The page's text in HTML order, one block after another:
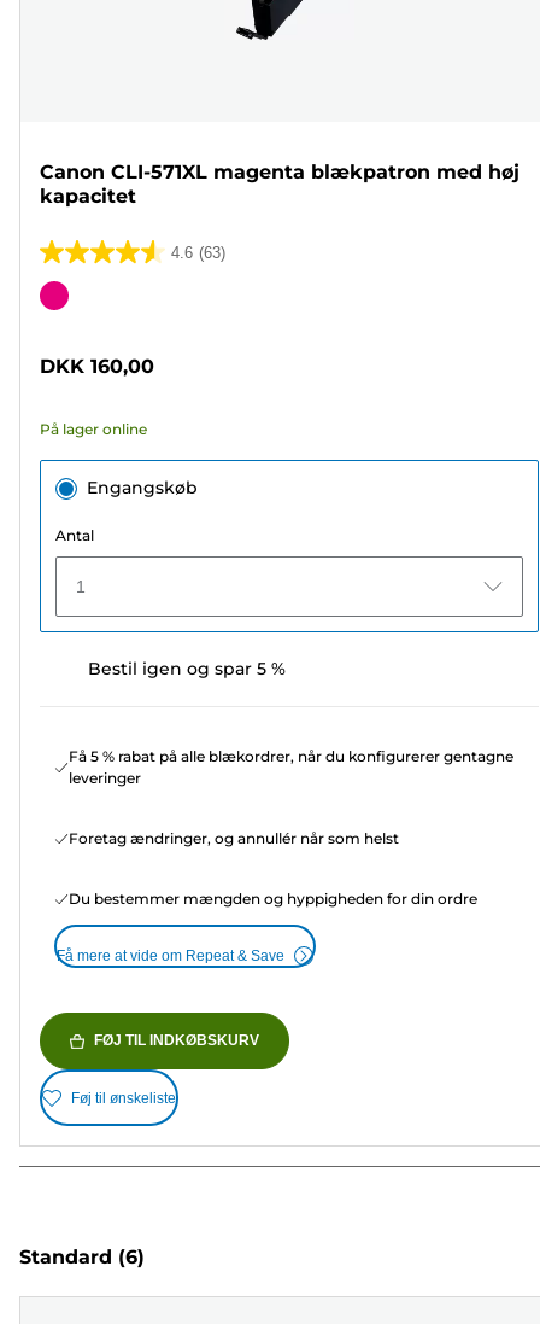
Canon CLI-571XL magenta blækpatron med høj
kapacitet
4.6 (63)
4.6
ud
stjerner.
anmeldelser
Farvepatron
DKK 160,00
På lager online
Engangskøb
Antal
1
Bestil igen og spar 5 %
Få 5 % rabat på alle blækordrer, når du konfigurerer gentagne
leveringer
Foretag ændringer, og annullér når som helst
Du bestemmer mængden og hyppigheden for din ordre
Få mere at vide om Repeat & Save
FØJ TIL INDKØBSKURV
Føj til ønskeliste
Standard (6)